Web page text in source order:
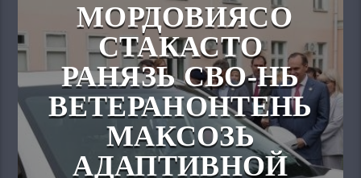
МОРДОВИЯСО
СТАКАСТО
РАНЯЗЬ СВО-НЬ
ВЕТЕРАНОНТЕНЬ
МАКСОЗЬ
АДАПТИВНОЙ